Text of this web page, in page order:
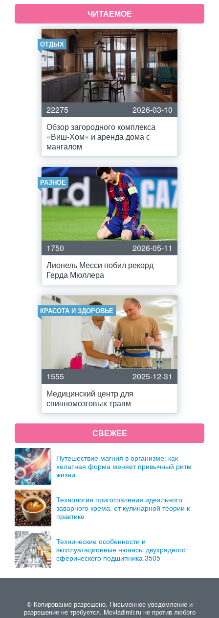
ЧИТАЕМОЕ
ОТДЫХ
22275
2026-03-10
Обзор загородного комплекса
«Виш-Хом» и аренда дома с
мангалом
РАЗНОЕ
1750
2026-05-11
Лионель Месси побил рекорд
Герда Мюллера
КРАСОТА И ЗДОРОВЬЕ
1555
2025-12-31
Медицинский центр для
спинномозговых травм
СВЕЖЕЕ
Путешествие магния в организме: как
хелатная форма меняет привычный ритм
жизни
Технология приготовления идеального
заварного крема: от кулинарной теории к
практике
Технические особенности и
эксплуатационные нюансы двухрядного
сферического подшипника 3505
© Копирование разрешено. Письменное уведомление и
разрешение не требуется. Mcvladimir.ru не против любого